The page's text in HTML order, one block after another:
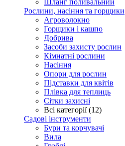
Шланг поливальний
Рослини, насіння та горщики
Агроволокно
Горщики і кашпо
Добрива
Засоби захисту рослин
Кімнатні рослини
Насіння
Опори для рослин
Підставки для квітів
Плівка для теплиць
Сітки захисні
Всі категорії (12)
Садові інструменти
Бури та корчувачі
Вила